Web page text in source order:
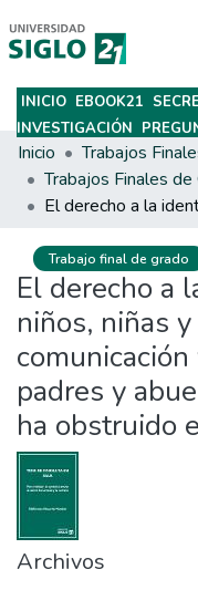
Subir
INICIO EBOOK21
INVESTIGACIÓN
Inicio
Trabajos Finales de
Trabajo final de grado
El derecho a
niños, niñas
padres y
ha obstruido
Archivos